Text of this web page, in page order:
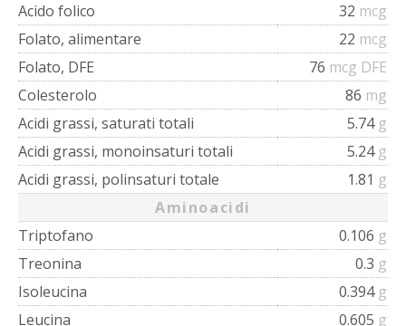
Acido folico
32 mcg
Folato, alimentare
22 mcg
Folato, DFE
76 mcg DFE
Colesterolo
86 mg
Acidi grassi, saturati totali
5.74 g
Acidi grassi, monoinsaturi totali
5.24 g
Acidi grassi, polinsaturi totale
1.81 g
Aminoacidi
Triptofano
0.106 g
Treonina
0.3 g
Isoleucina
0.394 g
Leucina
0.605 g